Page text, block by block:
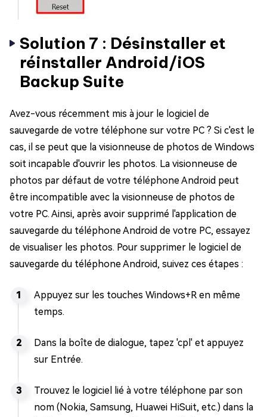
Solution 7 : Désinstaller et
réinstaller Android/iOS
Backup Suite
Avez-vous récemment mis à jour le logiciel de
sauvegarde de votre téléphone sur votre PC ? Si c'est le
cas, il se peut que la visionneuse de photos de Windows
soit incapable d'ouvrir les photos. La visionneuse de
photos par défaut de votre téléphone Android peut
être incompatible avec la visionneuse de photos de
votre PC. Ainsi, après avoir supprimé l'application de
sauvegarde du téléphone Android de votre PC, essayez
de visualiser les photos. Pour supprimer le logiciel de
sauvegarde du téléphone Android, suivez ces étapes :
Appuyez sur les touches Windows+R en même
temps.
Dans la boîte de dialogue, tapez 'cpl' et appuyez
sur Entrée.
Trouvez le logiciel lié à votre téléphone par son
nom (Nokia, Samsung, Huawei HiSuit, etc.) dans la